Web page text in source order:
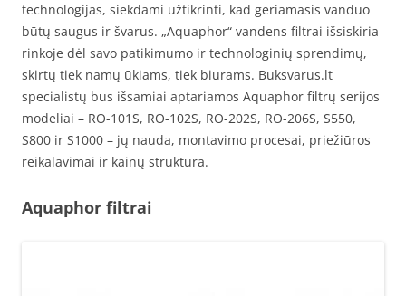
technologijas, siekdami užtikrinti, kad geriamasis vanduo
būtų saugus ir švarus. „Aquaphor“ vandens filtrai išsiskiria
rinkoje dėl savo patikimumo ir technologinių sprendimų,
skirtų tiek namų ūkiams, tiek biurams. Buksvarus.lt
specialistų bus išsamiai aptariamos Aquaphor filtrų serijos
modeliai – RO-101S, RO-102S, RO-202S, RO-206S, S550,
S800 ir S1000 – jų nauda, montavimo procesai, priežiūros
reikalavimai ir kainų struktūra.
Aquaphor filtrai